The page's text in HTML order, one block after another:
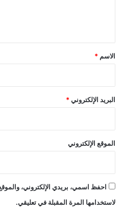
*
الاسم *
البريد الإلكتروني *
الموقع الإلكتروني
احفظ اسمي، بريدي الإلكتروني،
لاستخدامها المرة المقبلة في تعليقي.